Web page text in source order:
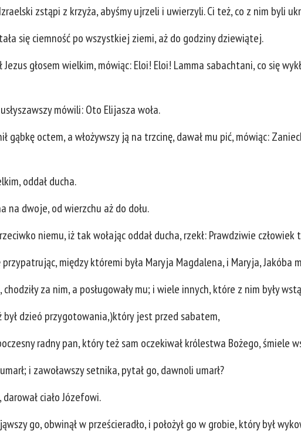
zstąpi z krzyża, abyśmy ujrzeli i uwierzyli. Ci też, co z nim byli
się ciemność po wszystkiej ziemi, aż do godziny dziewiątej.
głosem wielkim, mówiąc: Eloi! Eloi! Lamma sabachtani, co się
mówili: Oto Elijasza woła.
gąbkę octem, a włożywszy ją na trzcinę, dawał mu pić, mówiąc:
oddał ducha.
na dwoje, od wierzchu aż do dołu.
niemu, iż tak wołając oddał ducha, rzekł: Prawdziwie człowiek
między któremi była Maryja Magdalena, i Maryja, Jakóba
za nim, a posługowały mu; i wiele innych, które z nim były
był dzieó przygotowania,)który jest przed sabatem,
radny pan, który też sam oczekiwał królestwa Bożego, śmiele
i zawoławszy setnika, pytał go, dawnoli umarł?
ciało Józefowi.
go, obwinął w prześcieradło, i położył go w grobie, który był